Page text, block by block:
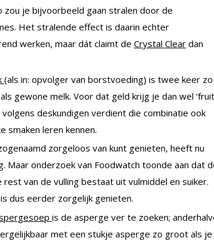
zou je bijvoorbeeld gaan stralen door de
Het stralende effect is daarin echter
werken, maar dát claimt de Crystal Clear dan
(als in: opvolger van borstvoeding) is twee keer zo
gewone melk. Voor dat geld krijg je dan wel
deskundigen verdient die combinatie ook
smaken leren kennen.
zorgeloos van kunt genieten, heeft nu
Maar onderzoek van Foodwatch toonde aan dat
van de vulling bestaat uit vulmiddel en suiker.
dus eerder zorgelijk genieten.
is de asperge ver te zoeken;
met een stukje asperge zo groot als je